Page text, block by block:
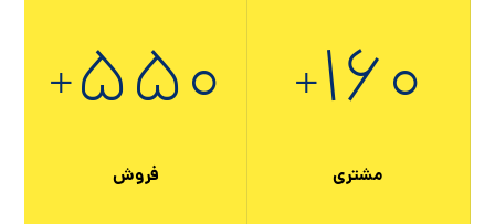
۱۶۰+
مشتری
۵۵۰+
فروش